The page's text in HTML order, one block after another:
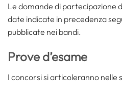
Le domande di partecipazione
date indicate in precedenza
pubblicate nei bandi.
Prove d’esame
I concorsi si articoleranno nelle